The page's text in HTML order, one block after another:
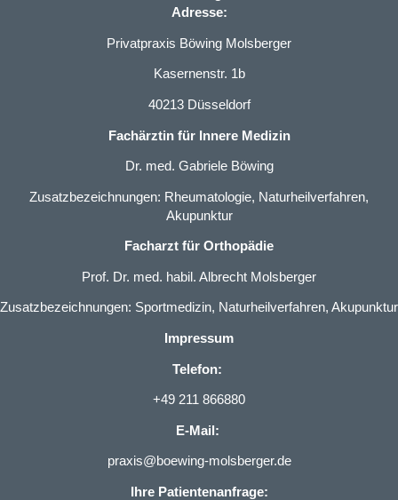
Adresse:
Privatpraxis Böwing Molsberger
Kasernenstr. 1b
40213 Düsseldorf
Fachärztin für Innere Medizin
Dr. med. Gabriele Böwing
Zusatzbezeichnungen: Rheumatologie, Naturheilverfahren,
Akupunktur
Facharzt für Orthopädie
Prof. Dr. med. habil. Albrecht Molsberger
Zusatzbezeichnungen: Sportmedizin, Naturheilverfahren, Akupunktur
Impressum
Telefon:
+49 211 866880
E-Mail:
praxis@boewing-molsberger.de
Ihre Patientenanfrage: